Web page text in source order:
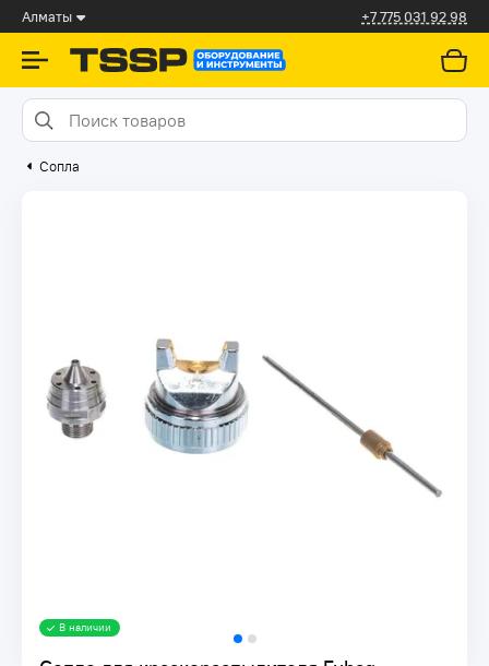
Алматы +7 775 031 92 98
Сопла
В наличии